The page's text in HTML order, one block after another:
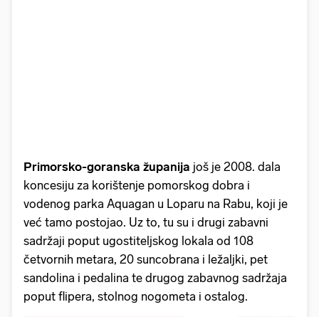
Primorsko-goranska županija još je 2008. dala
koncesiju za korištenje pomorskog dobra i
vodenog parka Aquagan u Loparu na Rabu, koji je
već tamo postojao. Uz to, tu su i drugi zabavni
sadržaji poput ugostiteljskog lokala od 108
četvornih metara, 20 suncobrana i ležaljki, pet
sandolina i pedalina te drugog zabavnog sadržaja
poput flipera, stolnog nogometa i ostalog.